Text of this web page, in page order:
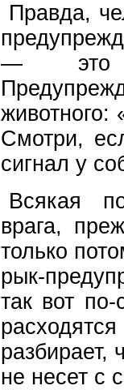
Правда,
— это
животного:
Смотри,
сигнал у
Всякая
врага,
только
рык-
так вот
разбирает,
не несет с